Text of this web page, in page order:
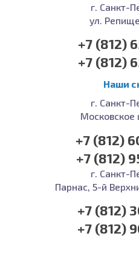
г. Санкт-
ул.
+7 (812)
+7 (812)
Наши
г. Санкт-
Московское
+7 (812)
+7 (812)
г. Санкт-
Парнас, 5-й
+7 (812)
+7 (812)